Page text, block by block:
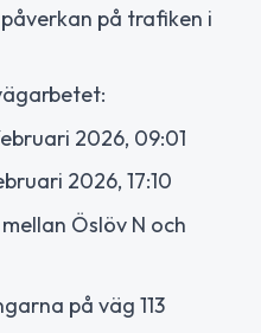
på trafiken i
2026, 09:01
2026, 17:10
Öslöv N och
på väg 113